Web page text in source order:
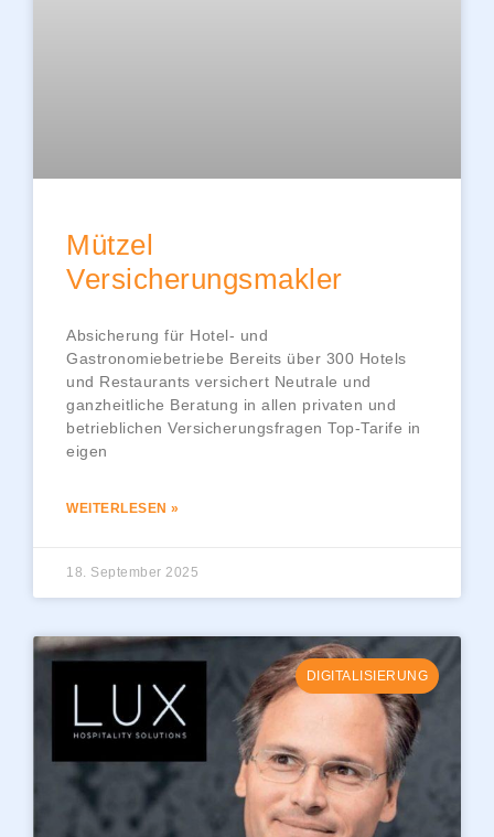
Mützel
Versicherungsmakler
Absicherung für Hotel- und
Gastronomiebetriebe Bereits über 300 Hotels
und Restaurants versichert Neutrale und
ganzheitliche Beratung in allen privaten und
betrieblichen Versicherungsfragen Top-Tarife in
eigen
WEITERLESEN »
18. September 2025
DIGITALISIERUNG